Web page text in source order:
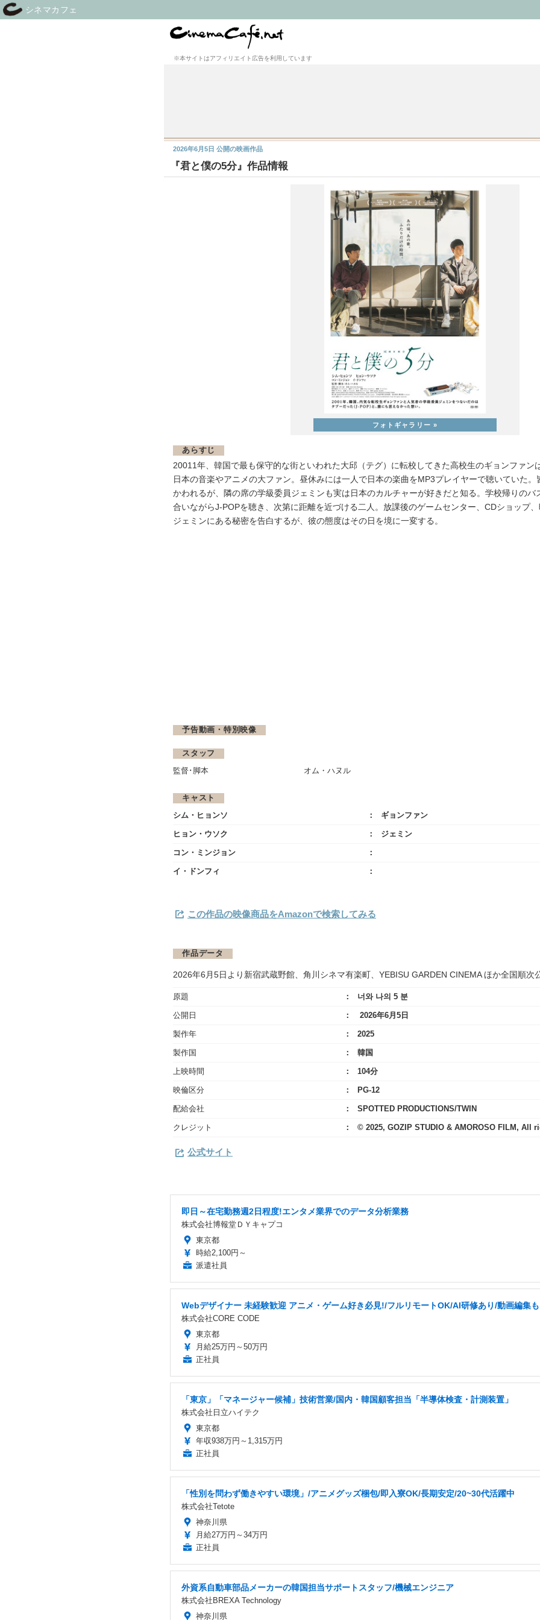
※本サイトはアフィリエイト広告を利用しています
『君と僕の5分』作品情報
2026年6月5日 公開の映画作品
あらすじ
20011年、韓国で最も保守的な街といわれた⼤邱（テグ）に転校してきた⾼校⽣のギョンファン
⽇本の⾳楽やアニメの⼤ファン。昼休みには⼀⼈で⽇本の楽曲をMP3プレイヤーで聴いていた
かわれるが、隣の席の学級委員ジェミンも実は⽇本のカルチャーが好きだと知る。学校帰りのバ
合いながらJ-POPを聴き、次第に距離を近づける⼆⼈。放課後のゲームセンター、CDショップ
ジェミンにある秘密を告⽩するが、彼の態度はその⽇を境に⼀変する。
予告動画・特別映像
スタッフ
監督･脚本 オム・ハヌル
キャスト
シム・ヒョンソ ギョンファン
ヒョン・ウソク ジェミン
コン・ミンジョン
イ・ドンフィ
この作品の映像商品をAmazonで検索してみる
作品データ
2026年6月5日より新宿武蔵野館、角川シネマ有楽町、YEBISU GARDEN CINEMA ほか全国順次
原題 너와 나의 5 분
公開日 2026年6月5日
製作年 2025
製作国 韓国
上映時間 104分
映倫区分 PG-12
配給会社 SPOTTED PRODUCTIONS/TWIN
クレジット © 2025, GOZIP STUDIO & AMOROSO FILM, All
公式サイト
即日～在宅勤務週2日程度!エンタメ業界でのデータ分析業務
株式会社博報堂ＤＹキャプコ
東京都
時給2,100円～
派遣社員
Webデザイナー 未経験歓迎 アニメ・ゲーム好き必見!/フルリモートOK/AI研修あり/動画編集も
株式会社CORE CODE
東京都
月給25万円～50万円
正社員
「東京」「マネージャー候補」技術営業/国内・韓国顧客担当「半導体検査・計測装置」
株式会社日立ハイテク
東京都
年収938万円～1,315万円
正社員
「性別を問わず働きやすい環境」/アニメグッズ梱包/即入寮OK/長期安定/20~30代活躍中
株式会社Tetote
神奈川県
月給27万円～34万円
正社員
外資系自動車部品メーカーの韓国担当サポートスタッフ/機械エンジニア
株式会社BREXA Technology
神奈川県
シネマカフェ